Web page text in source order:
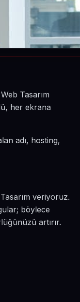
Tasarım
her ekrana
adı, hosting,
veriyoruz.
böylece
artırır.